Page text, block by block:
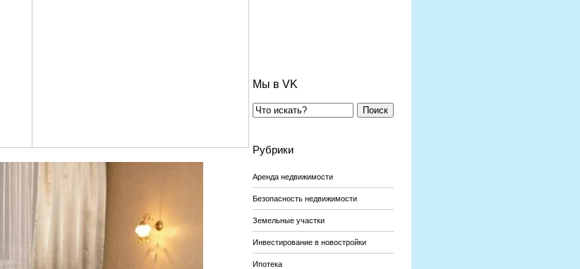
Мы в VK
Поиск
Рубрики
Аренда недвижимости
Безопасность недвижимости
Земельные участки
Инвестирование в новостройки
Ипотека